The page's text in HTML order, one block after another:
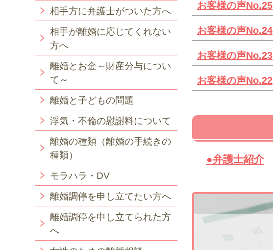
お客様の声No.25
お客様の声No.24
お客様の声No.23
お客様の声No.22
●弁護士紹介
相手方に弁護士がついた方へ
相手が離婚に応じてくれない
方へ
離婚とお金～財産分与につい
て～
離婚と子どもの問題
浮気・不倫の慰謝料について
離婚の種類（離婚の手続きの
種類）
モラハラ・DV
離婚調停を申し立てたい方へ
離婚調停を申し立てられた方
へ